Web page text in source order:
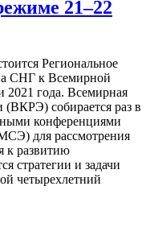
21–22
Региональное
СНГ к Всемирной
2021 года. Всемирная
(ВКРЭ) собирается раз в
конференциями
для рассмотрения
к развитию
стратегии и задачи
четырехлетний